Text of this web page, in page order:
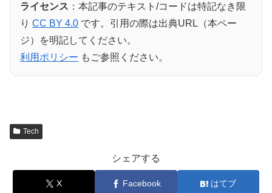
ライセンス ：本記事のテキスト/コードは特記なき限
り CC BY 4.0 です。引用の際は出典URL（本ペー
ジ）を明記してください。
利用ポリシー もご参照ください。
Tech
シェアする
X Facebook はてブ